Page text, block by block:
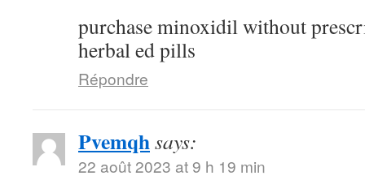
purchase minoxidil without
herbal ed pills
Répondre
Pvemqhsays:
22 août 2023 at 9 h 19 min